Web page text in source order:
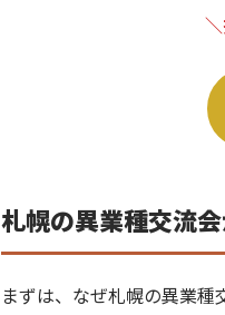
札幌の異業種交流
まずは、なぜ札幌の異業